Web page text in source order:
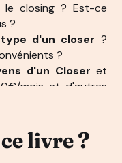
closing ? Est-ce
?
d'un closer ?
?
d'un Closer et
mois et d'autres
?
de vente ?
livre ?